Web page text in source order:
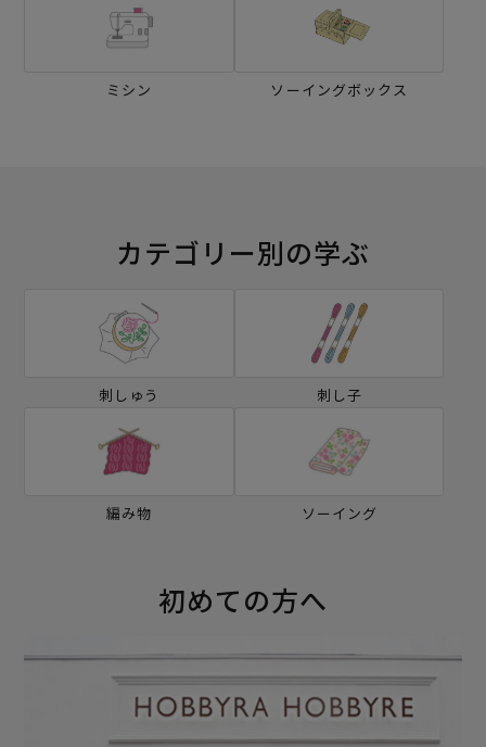
ミシン ソーイングボックス
カテゴリー別の学ぶ
刺しゅう 刺し子
編み物 ソーイング
初めての方へ